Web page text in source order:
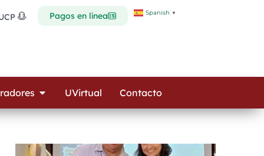
Pagos en línea Spanish ▼
Open Colaboradores
UVirtual Contacto